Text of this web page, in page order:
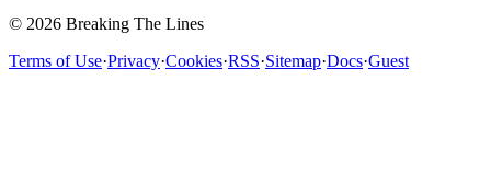
© 2026 Breaking The Lines
Terms of Use·Privacy·Cookies·RSS·Sitemap·Docs·Guest